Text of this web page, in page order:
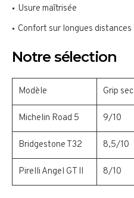
Usure maîtrisée
Confort sur longues distances
Notre sélection
Modèle Grip sec
Michelin Road 5 9/10
Bridgestone T32 8,5/10
Pirelli Angel GT II 8/10